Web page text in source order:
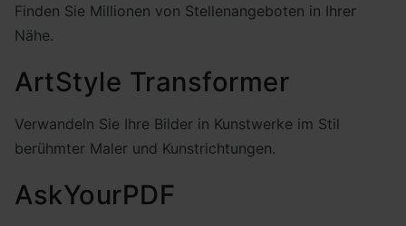
Finden Sie Millionen von Stellenangeboten in Ihrer
Nähe.
ArtStyle Transformer
Verwandeln Sie Ihre Bilder in Kunstwerke im Stil
berühmter Maler und Kunstrichtungen.
AskYourPDF